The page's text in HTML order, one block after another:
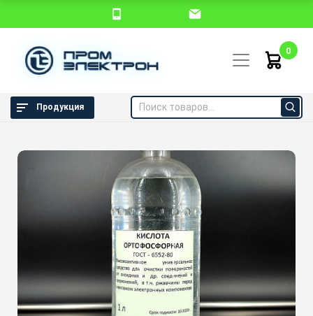
0
Продукция